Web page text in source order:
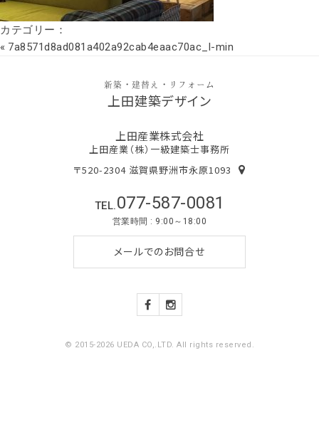
カテゴリー：
« 7a8571d8ad081a402a92cab4eaac70ac_l-min
新築・建替え・リフォーム
上田建築デザイン
上田産業株式会社
上田産業（株）一級建築士事務所
〒520-2304 滋賀県野洲市永原1093
TEL.077-587-0081
営業時間 : 9:00～18:00
メールでのお問合せ
© 2015-2026 UEDA CO,.LTD. All rights reserved.